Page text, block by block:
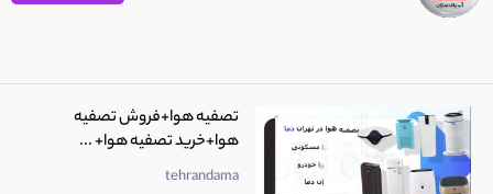
تصفیه هوا+فروش تصفیه
هوا+خرید تصفیه هوا+ ...
tehrandama